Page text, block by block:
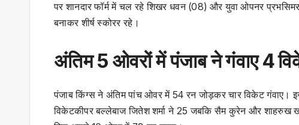
पर शानदार फॉर्म में चल रहे शिखर धवन (08) और युवा ओपनर
बनाकर शीर्ष स्कोरर रहे।
अंतिम 5 ओवरों में पंजाब ने गंवाए 4
पंजाब किंग्स ने अंतिम पांच ओवर में 54 रन जोड़कर चार विकेट
विकेटकीपर बल्लेबाज जितेश शर्मा ने 25 जबकि सैम कुरेन और शाहरुख